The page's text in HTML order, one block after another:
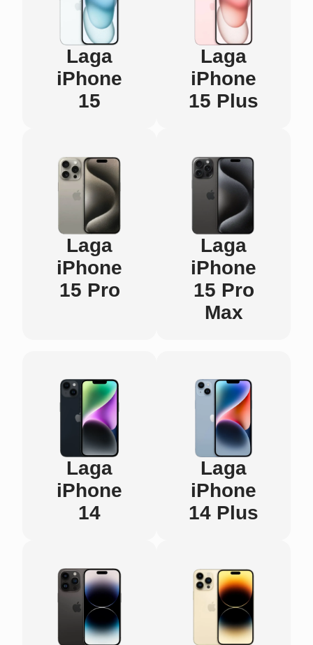
Laga
iPhone
15
Laga
iPhone
15 Plus
Laga
iPhone
15 Pro
Laga
iPhone
15 Pro
Max
Laga
iPhone
14
Laga
iPhone
14 Plus